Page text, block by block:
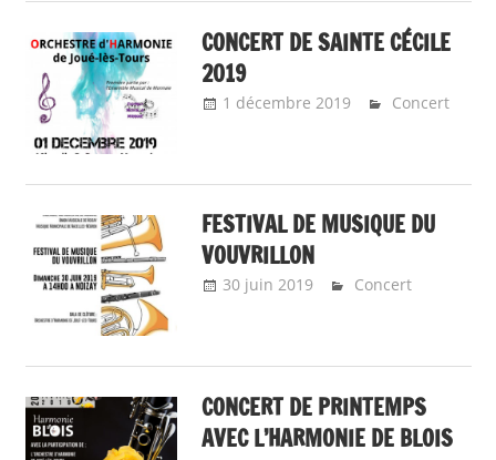
CONCERT DE SAINTE CÉCILE
2019
1 décembre 2019
Emeline
Concert
FESTIVAL DE MUSIQUE DU
VOUVRILLON
30 juin 2019 Emeline Design
Concert
CONCERT DE PRINTEMPS
AVEC L’HARMONIE DE BLOIS